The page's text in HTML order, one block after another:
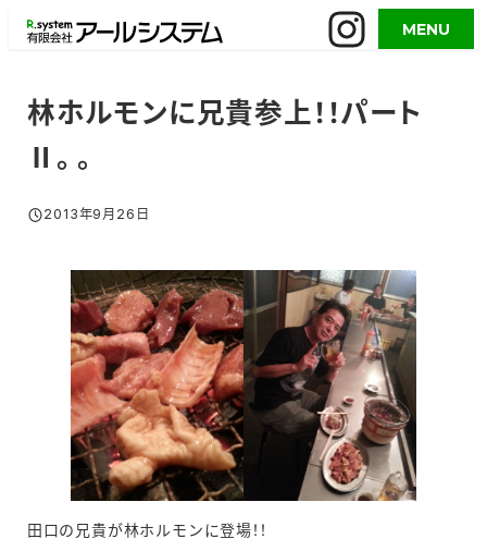
MENU
林ホルモンに兄貴参上！！パート
Ⅱ。。
投稿日
2013年9月26日
田口の兄貴が林ホルモンに登場！！